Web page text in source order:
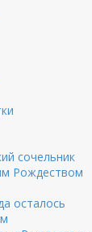
сочельник
Рождеством
осталось